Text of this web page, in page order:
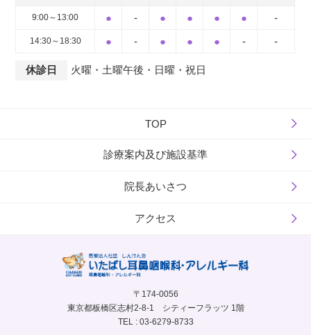
9:00～13:00 ● - ● ● ● ● -
14:30～18:30 ● - ● ● ● - -
休診日 火曜・土曜午後・日曜・祝日
TOP
診療案内及び施設基準
院長あいさつ
アクセス
〒174-0056
東京都板橋区志村2-8-1 シティーフラッツ 1階
TEL : 03-6279-8733